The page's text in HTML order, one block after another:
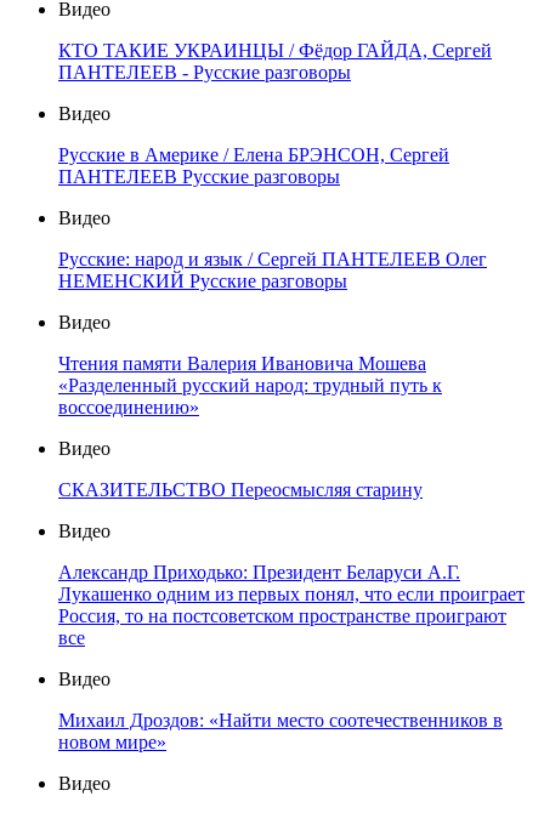
Видео
КТО ТАКИЕ УКРАИНЦЫ / Фёдор ГАЙДА, Сергей
ПАНТЕЛЕЕВ - Русские разговоры
Видео
Русские в Америке / Елена БРЭНСОН, Сергей
ПАНТЕЛЕЕВ Русские разговоры
Видео
Русские: народ и язык / Сергей ПАНТЕЛЕЕВ Олег
НЕМЕНСКИЙ Русские разговоры
Видео
Чтения памяти Валерия Ивановича Мошева
«Разделенный русский народ: трудный путь к
воссоединению»
Видео
СКАЗИТЕЛЬСТВО Переосмысляя старину
Видео
Александр Приходько: Президент Беларуси А.Г.
Лукашенко одним из первых понял, что если проиграет
Россия, то на постсоветском пространстве проиграют
все
Видео
Михаил Дроздов: «Найти место соотечественников в
новом мире»
Видео